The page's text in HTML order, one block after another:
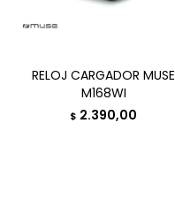
RELOJ CARGADOR MUSE
M168WI
$ 2.390,00